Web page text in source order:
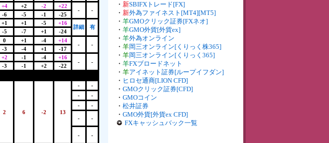
+4 +2 -2 +22
- -
-6 -5 -1 -25
+1 +1 -5 +16
詳細 有
-5 -7 +1 -24
0 +1 -4 +14
- -
-3 -4 +1 -17
+2 -1 -4 +16
- -
-3 -1 +2
-22
2 6 -2 13
-
-
-
-
-
-
- -
- -
・ 新SBIFXトレード[FX]
・ 新外為ファイネスト[MT4][MT5]
・ 羊GMOクリック証券[FXネオ]
・ 羊GMO外貨[外貨ex]
・ 羊外為オンライン
・ 羊岡三オンライン[くりっく株365]
・ 羊岡三オンライン[くりっく365]
・ 羊FXブロードネット
・ 羊アイネット証券[ループイフダン]
・ ヒロセ通商[LION CFD]
・ GMOクリック証券[CFD]
・ GMOコイン
・ 松井証券
・ GMO外貨[外貨ex CFD]
FXキャッシュバック一覧